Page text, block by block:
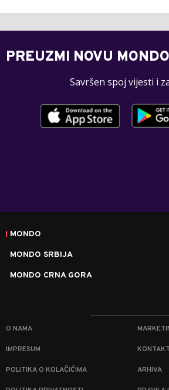
PREUZMI NOVU
Savršen spoj vijesti i
MONDO
MONDO SRBIJA
MONDO CRNA GORA
O NAMA
IMPRESUM KONTAKT
POLITIKA O KOLAČIĆIMA ARHIVA